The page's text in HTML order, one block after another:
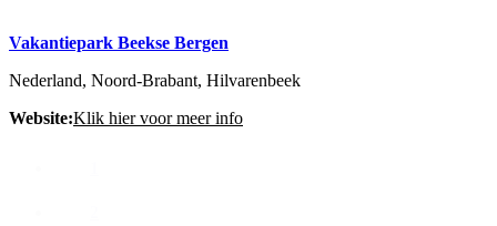
Vakantiepark Beekse Bergen
Nederland, Noord-Brabant, Hilvarenbeek
Website:Klik hier voor meer info